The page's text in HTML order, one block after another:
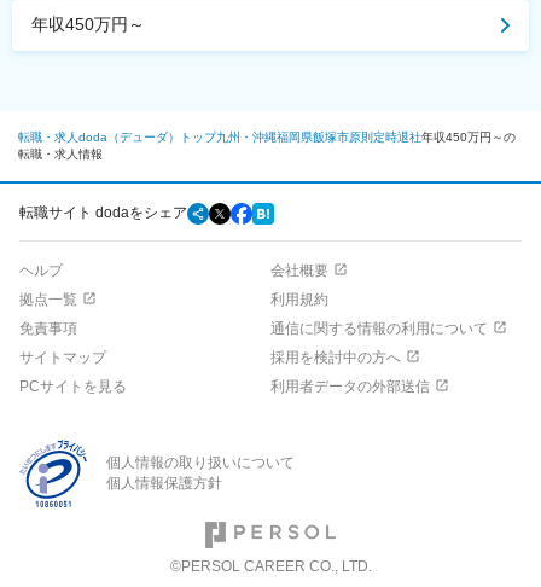
年収450万円～
転職・求人doda（デューダ）トップ九州・沖縄福岡県飯塚市原則定時退社年収450万円～の
転職・求人情報
転職サイト dodaをシェア
ヘルプ
会社概要
拠点一覧
利用規約
免責事項
通信に関する情報の利用について
サイトマップ
採用を検討中の方へ
PCサイトを見る
利用者データの外部送信
個人情報の取り扱いについて
個人情報保護方針
©PERSOL CAREER CO., LTD.